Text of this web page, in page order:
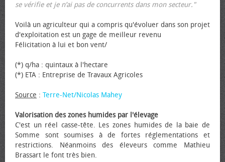
se vérifie et je n’ai pas de concurrents dans mon secteur."
Voilà un agriculteur qui a compris qu'évoluer dans son projet
d'exploitation est un gage de meilleur revenu
Félicitation à lui et bon vent/
(*) q/ha : quintaux à l'hectare
(*) ETA : Entreprise de Travaux Agricoles
Source : Terre-Net/Nicolas Mahey
Valorisation des zones humides par l'élevage
C'est un réel casse-tête. Les zones humides de la baie de
Somme sont soumises à de fortes réglementations et
restrictions. Néanmoins des éleveurs comme Mathieu
Brassart le font très bien.